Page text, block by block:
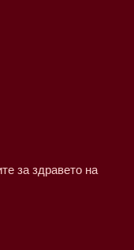
за здравето на